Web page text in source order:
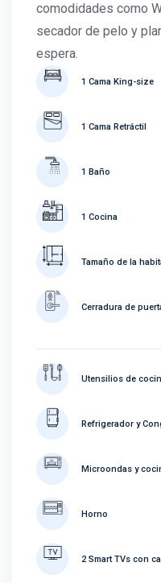
comodidades como
secador de pelo y
espera.
1 Cama King-size
1 Cama Retráctil
1 Baño
1 Cocina
Tamaño de la
Cerradura de
Utensilios de
Refrigerador y
Microondas y
Horno
2 Smart TVs con